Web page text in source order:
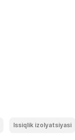
Issiqlik izolyatsiyasi